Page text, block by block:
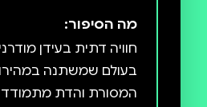
מה הסיפור:
בעולם שמשתנה
המסורת והדת